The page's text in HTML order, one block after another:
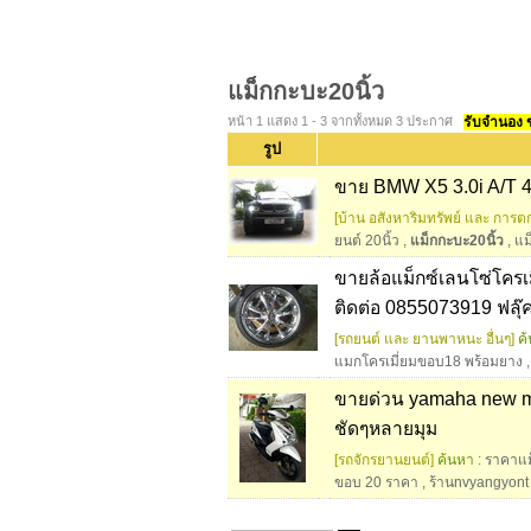
แม็กกะบะ20นิ้ว
หน้า 1 แสดง 1 - 3 จากทั้งหมด 3 ประกาศ รับจำนอง
รูป
ขาย BMW X5 3.0i A/T
[บ้าน อสังหาริมทรัพย์ และ การต
ยนต์ 20นิ้ว , แม็กกะบะ20นิ้ว , แ
ขายล้อแม็กซ์เลนโซ่โคร
ติดต่อ 0855073919 ฟลุ๊
[รถยนต์ และ ยานพาหนะ อื่นๆ] ค้
แมกโครเมี่ยมขอบ18 พร้อมยาง ,
ขายด่วน yamaha new
ชัดๆหลายมุม
[รถจักรยานยนต์] ค้นหา : ราคาแ
ขอบ 20 ราคา , ร้าน